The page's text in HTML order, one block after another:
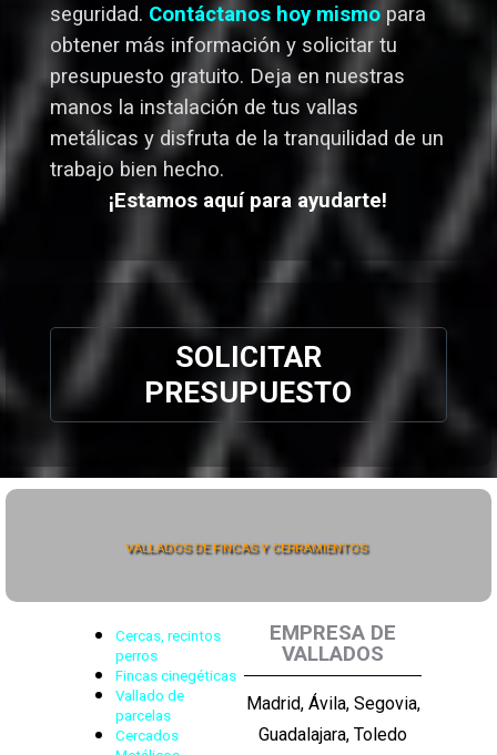
seguridad. Contáctanos hoy mismo para
obtener más información y solicitar tu
presupuesto gratuito. Deja en nuestras
manos la instalación de tus vallas
metálicas y disfruta de la tranquilidad de un
trabajo bien hecho.
¡Estamos aquí para ayudarte!
SOLICITAR
PRESUPUESTO
VALLADOS DE FINCAS Y CERRAMIENTOS
Cercas, recintos
perros
Fincas cinegéticas
Vallado de
parcelas
Cercados
EMPRESA DE
VALLADOS
Madrid, Ávila, Segovia,
Guadalajara, Toledo